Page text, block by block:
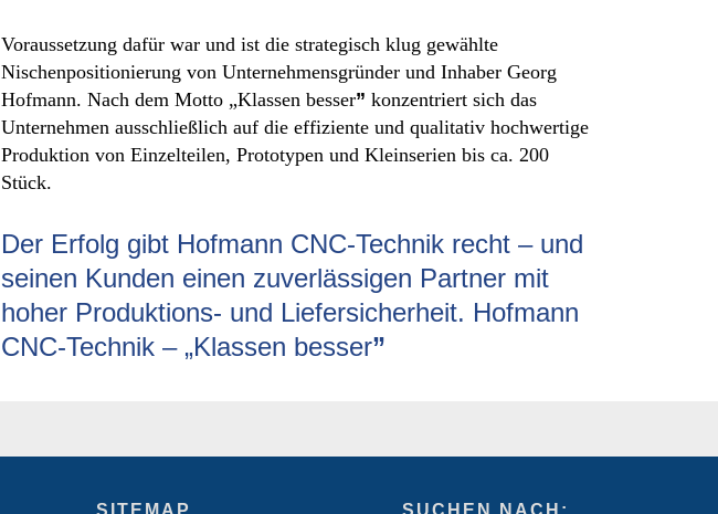
Voraussetzung dafür war und ist die strategisch klug gewählte
Nischenpositionierung von Unternehmensgründer und Inhaber Georg
Hofmann. Nach dem Motto „Klassen besser” konzentriert sich das
Unternehmen ausschließlich auf die effiziente und qualitativ hochwertige
Produktion von Einzelteilen, Prototypen und Kleinserien bis ca. 200
Stück.
Der Erfolg gibt Hofmann CNC-Technik recht – und
seinen Kunden einen zuverlässigen Partner mit
hoher Produktions- und Liefersicherheit. Hofmann
CNC-Technik – „Klassen besser”
SITEMAP SUCHEN NACH: